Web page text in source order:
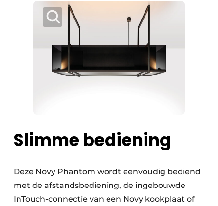
Slimme bediening
Deze Novy Phantom wordt eenvoudig bediend
met de afstandsbediening, de ingebouwde
InTouch-connectie van een Novy kookplaat of